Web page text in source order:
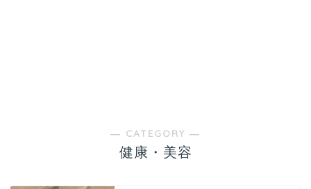
― CATEGORY ―
健康・美容